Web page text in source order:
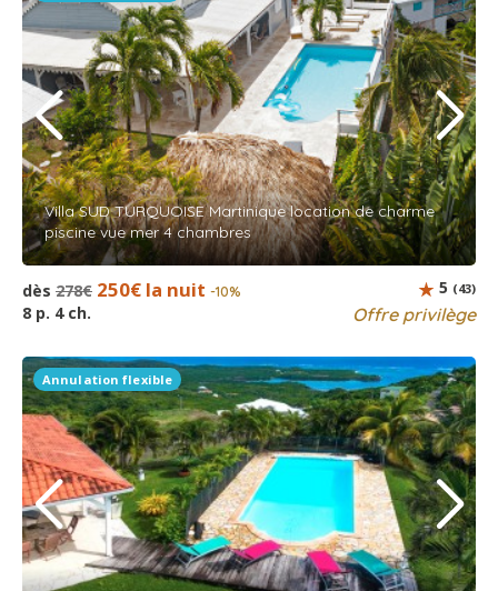
Villa SUD TURQUOISE Martinique location de charme
piscine vue mer 4 chambres
dès 278€ 250€ la nuit -10%
8 p. 4 ch. Offre privilège
5 (43)
Annulation flexible